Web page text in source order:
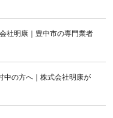
社明康｜豊中市の専門業者
中の方へ｜株式会社明康が